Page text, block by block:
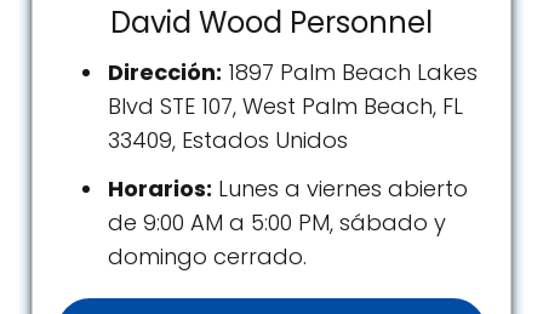
David Wood Personnel
Dirección: 1897 Palm Beach Lakes
Blvd STE 107, West Palm Beach, FL
33409, Estados Unidos
Horarios: Lunes a viernes abierto
de 9:00 AM a 5:00 PM, sábado y
domingo cerrado.